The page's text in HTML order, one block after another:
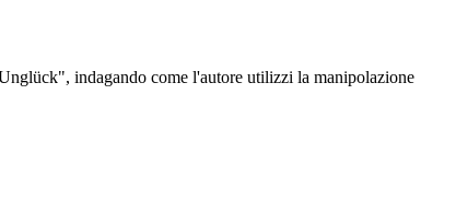
indagando come l'autore utilizzi la manipolazione